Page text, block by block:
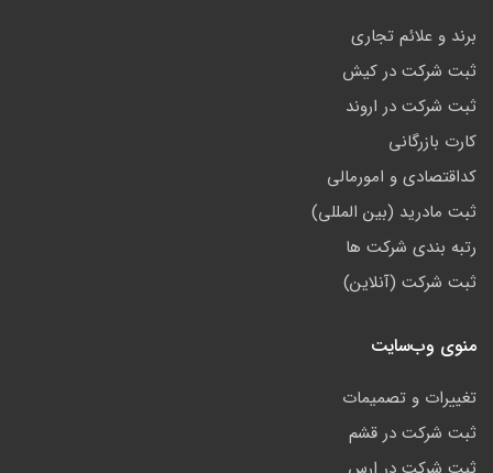
برند و علائم تجاری
ثبت شرکت در کیش
ثبت شرکت در اروند
کارت بازرگانی
کداقتصادی و امورمالی
ثبت مادرید (بین المللی)
رتبه بندی شرکت ها
ثبت شرکت (آنلاین)
منوی وب‌سایت
تغییرات و تصمیمات
ثبت شرکت در قشم